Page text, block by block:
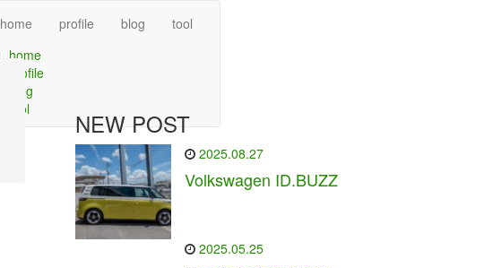
home profile blog
tool
home
profile
blog
tool
NEW POST
2025.08.27
Volkswagen ID.BUZZ
2025.05.25